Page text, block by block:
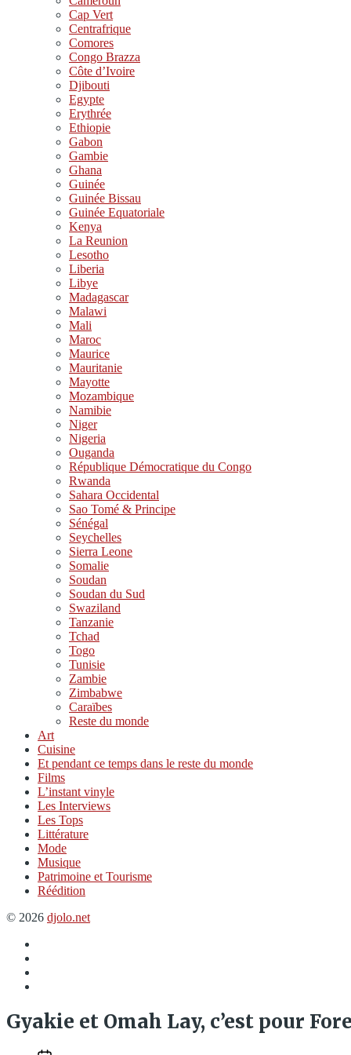
Cap Vert
Centrafrique
Comores
Congo Brazza
Côte d’Ivoire
Djibouti
Egypte
Erythrée
Ethiopie
Gabon
Gambie
Ghana
Guinée
Guinée Bissau
Guinée Equatoriale
Kenya
La Reunion
Lesotho
Liberia
Libye
Madagascar
Malawi
Mali
Maroc
Maurice
Mauritanie
Mayotte
Mozambique
Namibie
Niger
Nigeria
Ouganda
République Démocratique du Congo
Rwanda
Sahara Occidental
Sao Tomé & Principe
Sénégal
Seychelles
Sierra Leone
Somalie
Soudan
Soudan du Sud
Swaziland
Tanzanie
Tchad
Togo
Tunisie
Zambie
Zimbabwe
Caraïbes
Reste du monde
Art
Cuisine
Et pendant ce temps dans le reste du monde
Films
L’instant vinyle
Les Interviews
Les Tops
Littérature
Mode
Musique
Patrimoine et Tourisme
Réédition
© 2026 djolo.net
Gyakie et Omah Lay, c’est pour